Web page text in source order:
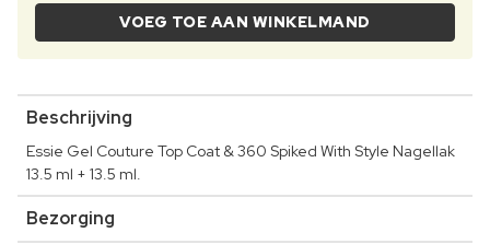
VOEG TOE AAN WINKELMAND
Beschrijving
Essie Gel Couture Top Coat & 360 Spiked With Style Nagellak
13.5 ml + 13.5 ml.
Bezorging